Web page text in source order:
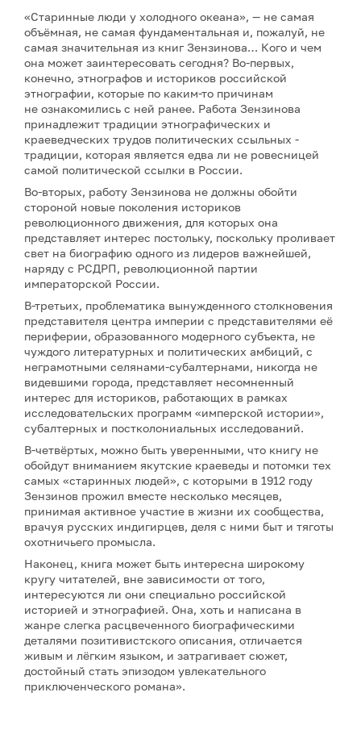
«Старинные люди у холодного океана», — не самая
объёмная, не самая фундаментальная и, пожалуй, не
самая значительная из книг Зензинова… Кого и чем
она может заинтересовать сегодня? Во-первых,
конечно, этнографов и историков российской
этнографии, которые по каким-то причинам
не ознакомились с ней ранее. Работа Зензинова
принадлежит традиции этнографических и
краеведческих трудов политических ссыльных -
традиции, которая является едва ли не ровесницей
самой политической ссылки в России.
Во-вторых, работу Зензинова не должны обойти
стороной новые поколения историков
революционного движения, для которых она
представляет интерес постольку, поскольку проливает
свет на биографию одного из лидеров важнейшей,
наряду с РСДРП, революционной партии
императорской России.
В-третьих, проблематика вынужденного столкновения
представителя центра империи с представителями её
периферии, образованного модерного субъекта, не
чуждого литературных и политических амбиций, с
неграмотными селянами-субалтернами, никогда не
видевшими города, представляет несомненный
интерес для историков, работающих в рамках
исследовательских программ «имперской истории»,
субалтерных и постколониальных исследований.
В-четвёртых, можно быть уверенными, что книгу не
обойдут вниманием якутские краеведы и потомки тех
самых «старинных людей», с которыми в 1912 году
Зензинов прожил вместе несколько месяцев,
принимая активное участие в жизни их сообщества,
врачуя русских индигирцев, деля с ними быт и тяготы
охотничьего промысла.
Наконец, книга может быть интересна широкому
кругу читателей, вне зависимости от того,
интересуются ли они специально российской
историей и этнографией. Она, хоть и написана в
жанре слегка расцвеченного биографическими
деталями позитивистского описания, отличается
живым и лёгким языком, и затрагивает сюжет,
достойный стать эпизодом увлекательного
приключенческого романа».